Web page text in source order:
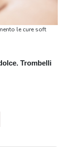
crisi a Ceuta
le cure soft
Trombelli